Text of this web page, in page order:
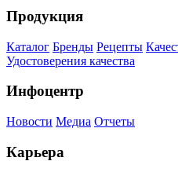
Продукция
Каталог Бренды Рецепты
Удостоверения качества
Инфоцентр
Новости Медиа Отчеты
Карьера